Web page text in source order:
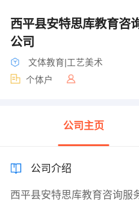
西平县安特思库教育咨
公司
文体教育|工艺美术
个体户
公司主页
公司介绍
西平县安特思库教育咨询服